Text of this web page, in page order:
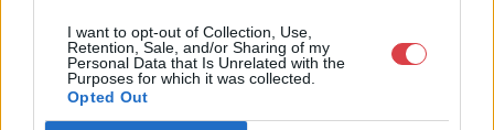
I want to opt-out of Collection, Use,
Retention, Sale, and/or Sharing of my
Personal Data that Is Unrelated with the
Purposes for which it was collected.
Opted Out
KAPCSOLÓDÓ MŰTÁRGYAK